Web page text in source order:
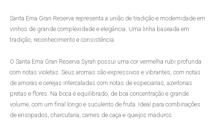
Santa Ema Gran Reserva representa a união de tradição e modernidade em
vinhos de grande complexidade e elegância. Uma linha baseada em
tradição, reconhecimento e consistência.
O Santa Ema Gran Reserva Syrah possui uma cor vermelha rubi profunda
com notas violetas. Seus aromas são expressivos e vibrantes, com notas
de amoras e cerejas intercaladas com notas de especiarias, azeitonas
pretas e flores. Na boca é equilibrado, de boa concentração e grande
volume, com um final longo e suculento de fruta. Ideal para combinações
de ensopados, charcutaria, carnes de caça e queijos maduros.